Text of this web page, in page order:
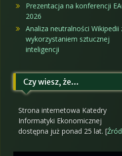
Prezentacja na konferencji
2026
Analiza neutralności Wikipedii
wykorzystaniem sztucznej
inteligencji
Czy wiesz, że…
Strona internetowa Katedry
Informatyki Ekonomicznej
dostępna już ponad 25 lat. [